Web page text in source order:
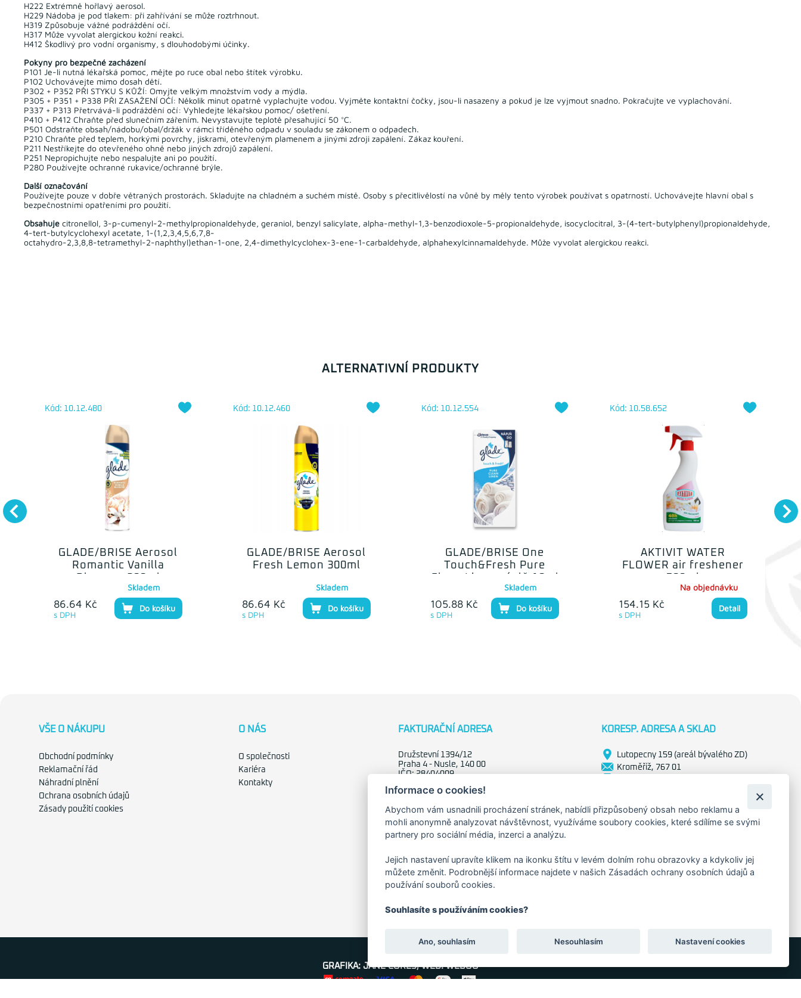
H222 Extrémně hořlavý aerosol.
H229 Nádoba je pod tlakem: při zahřívání se může roztrhnout.
H319 Způsobuje vážné podráždění očí.
H317 Může vyvolat alergickou kožní reakci.
H412 Škodlivý pro vodní organismy, s dlouhodobými účinky.
Pokyny pro bezpečné zacházení
P101 Je-li nutná lékařská pomoc, mějte po ruce obal nebo štítek výrobku.
P102 Uchovávejte mimo dosah dětí.
P302 + P352 PŘI STYKU S KŮŽÍ: Omyjte velkým množstvím vody a mýdla.
P305 + P351 + P338 PŘI ZASAŽENÍ OČÍ: Několik minut opatrně vyplachujte vodou. Vyjměte kontaktní čočky, jsou-li nasazeny a pokud je lze vyjmout snadno. Pokračujte ve vyplachování.
P337 + P313 Přetrvává-li podráždění očí: Vyhledejte lékařskou pomoc/ ošetření.
P410 + P412 Chraňte před slunečním zářením. Nevystavujte teplotě přesahující 50 °C.
P501 Odstraňte obsah/nádobu/obal/držák v rámci tříděného odpadu v souladu se zákonem o odpadech.
P210 Chraňte před teplem, horkými povrchy, jiskrami, otevřeným plamenem a jinými zdroji zapálení. Zákaz kouření.
P211 Nestříkejte do otevřeného ohně nebo jiných zdrojů zapálení.
P251 Nepropichujte nebo nespalujte ani po použití.
P280 Používejte ochranné rukavice/ochranné brýle.
Další označování
Používejte pouze v dobře větraných prostorách. Skladujte na chladném a suchém místě. Osoby s přecitlivělostí na vůně by měly tento výrobek používat s opatrností. Uchovávejte hlavní obal s
bezpečnostními opatřeními pro použití.
Obsahuje citronellol, 3-p-cumenyl-2-methylpropionaldehyde, geraniol, benzyl salicylate, alpha-methyl-1,3-benzodioxole-5-propionaldehyde, isocyclocitral, 3-(4-tert-butylphenyl)propionaldehyde,
4-tert-butylcyclohexyl acetate, 1-(1,2,3,4,5,6,7,8-
octahydro-2,3,8,8-tetramethyl-2-naphthyl)ethan-1-one, 2,4-dimethylcyclohex-3-ene-1-carbaldehyde, alphahexylcinnamaldehyde. Může vyvolat alergickou reakci.
ALTERNATIVNÍ PRODUKTY
GLADE/BRISE Aerosol
Romantic Vanilla
Kód: 10.12.480
86.64 Kč
s DPH
Skladem
Do košíku
GLADE/BRISE Aerosol
Fresh Lemon 300ml
Kód: 10.12.460
86.64 Kč
s DPH
Skladem
Do košíku
GLADE/BRISE One
Touch&Fresh Pure
Kód: 10.12.554
105.88 Kč
s DPH
Skladem
Do košíku
AKTIVIT WATER
FLOWER air freshener
Kód: 10.58.652
154.15 Kč
s DPH
Na objednávku
Detail
VŠE O NÁKUPU
Obchodní podmínky
Reklamační řád
Náhradní plnění
Ochrana osobních údajů
Zásady použití cookies
O NÁS
O společnosti
Kariéra
Kontakty
FAKTURAČNÍ ADRESA
Družstevní 1394/12
Praha 4 - Nusle, 140 00
IČO: 28404009
KORESP. ADRESA A SKLAD
Lutopecny 159 (areál bývalého ZD)
Kroměříž, 767 01
GRAFIKA: JANE CORES, WEB: WEBOO
Informace o cookies!
Abychom vám usnadnili procházení stránek, nabídli přizpůsobený obsah nebo reklamu a
mohli anonymně analyzovat návštěvnost, využíváme soubory cookies, které sdílíme se svými
partnery pro sociální média, inzerci a analýzu.
Jejich nastavení upravíte klikem na ikonku štítu v levém dolním rohu obrazovky a kdykoliv jej
můžete změnit. Podrobnější informace najdete v našich Zásadách ochrany osobních údajů a
používání souborů cookies.
Souhlasíte s používáním cookies?
Ano, souhlasím Nesouhlasím Nastavení cookies